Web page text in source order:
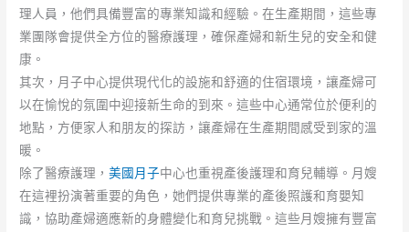
理人員，他們具備豐富的專業知識和經驗。在生產期間，這些專
業團隊會提供全方位的醫療護理，確保產婦和新生兒的安全和健
康。
其次，月子中心提供現代化的設施和舒適的住宿環境，讓產婦可
以在愉悅的氛圍中迎接新生命的到來。這些中心通常位於便利的
地點，方便家人和朋友的探訪，讓產婦在生產期間感受到家的溫
暖。
除了醫療護理，美國月子中心也重視產後護理和育兒輔導。月嫂
在這裡扮演著重要的角色，她們提供專業的產後照護和育嬰知
識，協助產婦適應新的身體變化和育兒挑戰。這些月嫂擁有豐富